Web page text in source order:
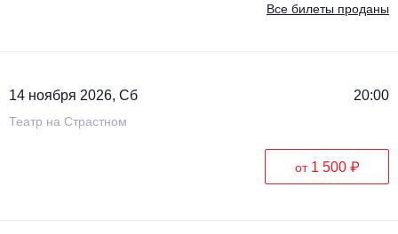
Все билеты проданы
14 ноября 2026, Сб 20:00
Театр на Страстном
от 1 500 ₽